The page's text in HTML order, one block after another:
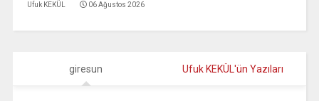
Ufuk KEKÜL 06 Ağustos 2026
giresun Ufuk KEKÜL'ün Yazıları